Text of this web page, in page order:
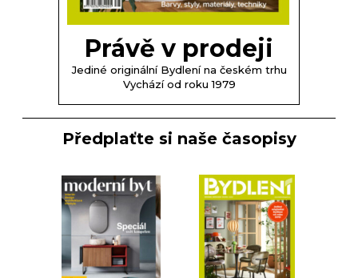
Právě v prodeji
Jediné originální Bydlení na českém trhu
Vychází od roku 1979
Předplaťte si naše časopisy